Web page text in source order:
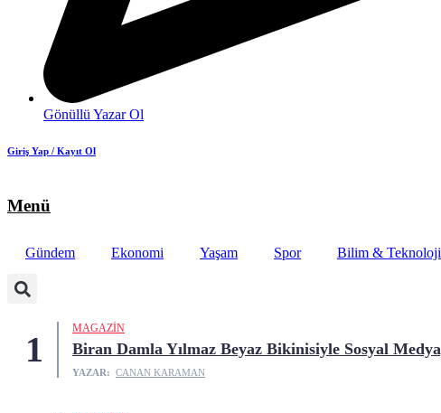
Gönüllü Yazar Ol
Giriş Yap / Kayıt Ol
Menü
Gündem Ekonomi Yaşam Spor Bilim & Teknoloji
1
MAGAZIN
Biran Damla Yılmaz Beyaz Bikinisiyle Sosyal
YAZAR: CANAN KARAMAN